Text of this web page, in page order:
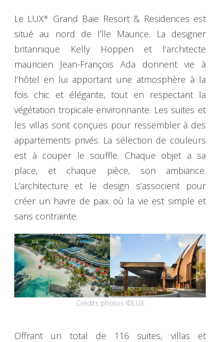
Le LUX* Grand Baie Resort & Residences est
situé au nord de l’île Maurice. La designer
britannique Kelly Hoppen et l’architecte
mauricien Jean-François Ada donnent vie à
l’hôtel en lui apportant une atmosphère à la
fois chic et élégante, tout en respectant la
végétation tropicale environnante. Les suites et
les villas sont conçues pour ressembler à des
appartements privés. La sélection de couleurs
est à couper le souffle. Chaque objet a sa
place, et chaque pièce, son ambiance.
L’architecture et le design s’associent pour
créer un havre de paix où la vie est simple et
sans contrainte.
Crédits photos ©LUX
Offrant un total de 116 suites, villas et